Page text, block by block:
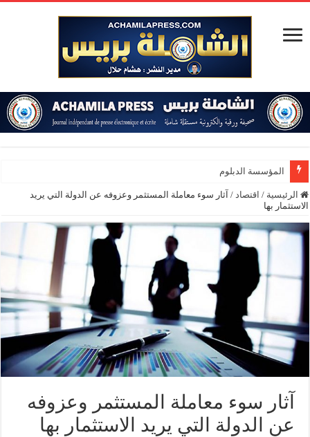
المؤسسة الدبلوماسية تنظم الدورة
الرئيسية / اقتصاد / آثار سوء معاملة المستثمر وعزوفه عن الدولة التي يريد
الاستثمار بها
آثار سوء معاملة المستثمر وعزوفه
عن الدولة التي يريد الاستثمار بها